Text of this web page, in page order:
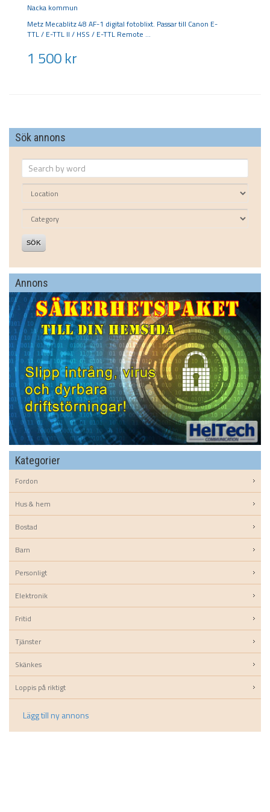
Nacka kommun
Metz Mecablitz 48 AF-1 digital fotoblixt. Passar till Canon E-
TTL / E-TTL II / HSS / E-TTL Remote
1 500kr
Sök annons
SÖK
Annons
Kategorier
Fordon
Hus & hem
Bostad
Barn
Personligt
Elektronik
Fritid
Tjänster
Skänkes
Loppis på riktigt
Lägg till ny annons